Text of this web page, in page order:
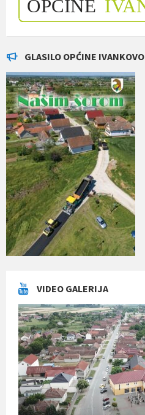
GLASILO OPĆINE IVANKOVO
VIDEO GALERIJA